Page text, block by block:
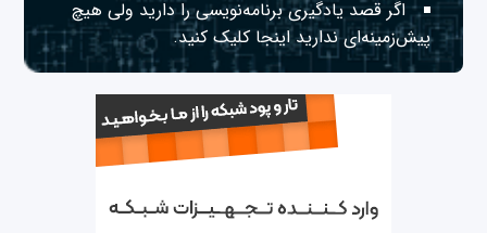
اگر قصد یادگیری برنامه‌نویسی را دارید ولی هیچ
پیش‌زمینه‌ای نداریداینجا کلیک کنید.